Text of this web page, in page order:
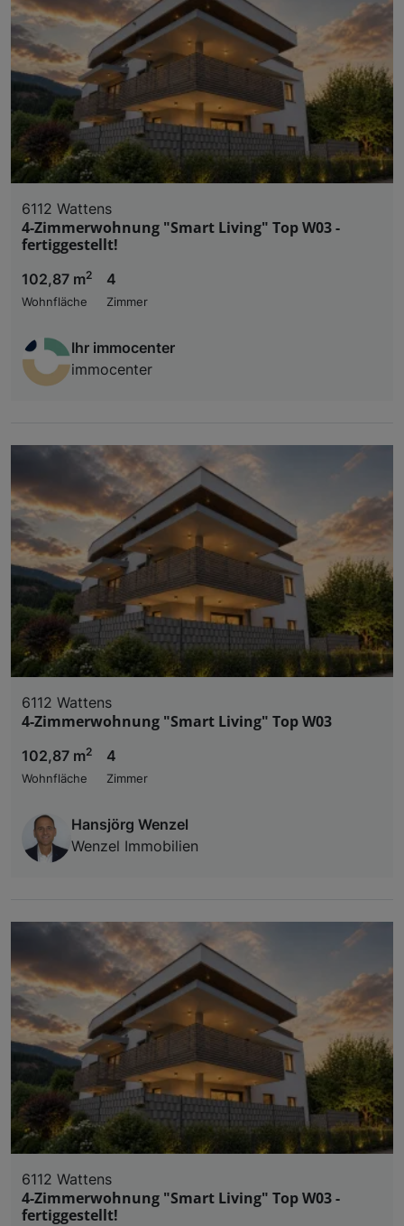
6112 Wattens
4-Zimmerwohnung "Smart Living" Top W03 -
fertiggestellt!
102,87 m2
Wohnfläche
4
Zimmer
Ihr immocenter
immocenter
6112 Wattens
4-Zimmerwohnung "Smart Living" Top W03
102,87 m2
Wohnfläche
4
Zimmer
Hansjörg Wenzel
Wenzel Immobilien
6112 Wattens
4-Zimmerwohnung "Smart Living" Top W03 -
fertiggestellt!